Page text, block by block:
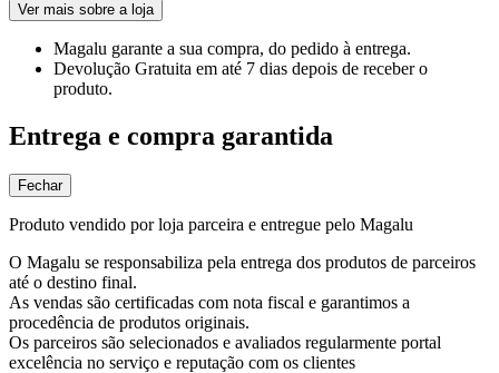
Ver mais sobre a loja
Magalu garante a sua compra, do pedido à entrega.
Devolução Gratuita em até 7 dias depois de receber o
produto.
Entrega e compra garantida
Fechar
Produto vendido por loja parceira e entregue pelo Magalu
O Magalu se responsabiliza pela entrega dos produtos de parceiros
até o destino final.
As vendas são certificadas com nota fiscal e garantimos a
procedência de produtos originais.
Os parceiros são selecionados e avaliados regularmente portal
excelência no serviço e reputação com os clientes